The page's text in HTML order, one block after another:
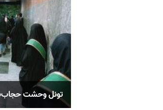
تونل وحشت